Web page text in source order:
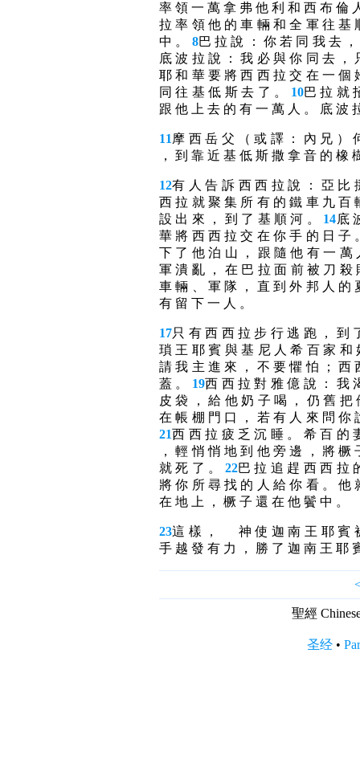
率 領 一 萬 拿 弗 他 利 和 西 布 倫
拉 率 領 他 的 車 輛 和 全 軍 往 基
中 。 8巴 拉 說 ： 你 若 同 我 去
底 波 拉 說 ： 我 必 與 你 同 去 ，
耶 和 華 要 將 西 西 拉 交 在 一 個
同 往 基 低 斯 去 了 。 10巴 拉 就
跟 他 上 去 的 有 一 萬 人 。 底 波
11 摩 西 岳 父 （ 或 譯 ： 內 兄 ）
， 到 靠 近 基 低 斯 撒 拿 音 的 橡
12有 人 告 訴 西 西 拉 說 ： 亞 比
西 拉 就 聚 集 所 有 的 鐵 車 九 百
設 出 來 ， 到 了 基 順 河 。 14底
華 將 西 西 拉 交 在 你 手 的 日 子
下 了 他 泊 山 ， 跟 隨 他 有 一 萬
軍 潰 亂 ， 在 巴 拉 面 前 被 刀
車 輛 、 軍 隊 ， 直 到 外 邦 人 的
有 留 下 一 人 。
17只 有 西 西 拉 步 行 逃 跑 ， 到
瑣 王 耶 賓 與 基 尼 人 希 百 家 和
請 我 主 進 來 ， 不 要 懼 怕 ； 西
蓋 。 19西 西 拉 對 雅 億 說 ： 我
皮 袋 ， 給 他 奶 子 喝 ， 仍 舊 把
在 帳 棚 門 口 ， 若 有 人 來 問 你
21西 西 拉 疲 乏 沉 睡 。 希 百 的
， 輕 悄 悄 地 到 他 旁 邊 ， 將
就 死 了 。 22巴 拉 追 趕 西 西 拉
將 你 所 尋 找 的 人 給 你 看 。 他
在 地 上 ， 橛 子 還 在 他 鬢 中 。
23這 樣 ， 神 使 迦 南 王 耶 賓
手 越 發 有 力 ， 勝 了 迦 南 王 耶
聖經
圣经•